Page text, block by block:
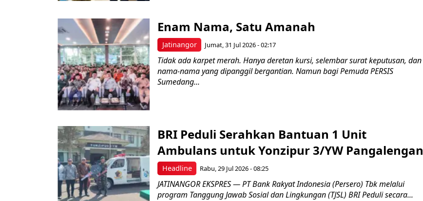
Jatinangor
Enam Nama, Satu Amanah
Jumat, 31 Jul 2026 - 02:17
Tidak ada karpet merah. Hanya deretan kursi, selembar surat keputusan, dan
nama-nama yang dipanggil bergantian. Namun bagi Pemuda PERSIS
Sumedang...
Headline
BRI Peduli Serahkan Bantuan 1 Unit
Ambulans untuk Yonzipur 3/YW Pangalengan
Rabu, 29 Jul 2026 - 08:25
JATINANGOR EKSPRES — PT Bank Rakyat Indonesia (Persero) Tbk melalui
program Tanggung Jawab Sosial dan Lingkungan (TJSL) BRI Peduli secara...